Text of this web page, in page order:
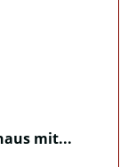
mit...